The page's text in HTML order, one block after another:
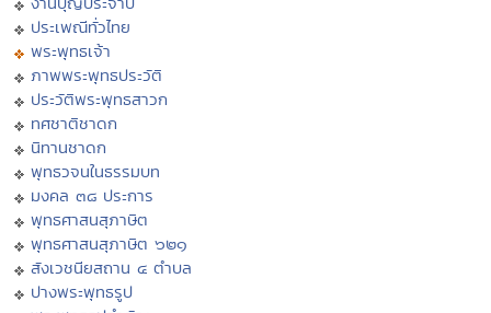
ประเพณีทั่วไทย
พระพุทธเจ้า
ภาพพระพุทธประวัติ
ประวัติพระพุทธสาวก
ทศชาติชาดก
นิทานชาดก
พุทธวจนในธรรมบท
มงคล ๓๘ ประการ
พุทธศาสนสุภาษิต
พุทธศาสนสุภาษิต ๖๒๑
สังเวชนียสถาน ๔ ตำบล
ปางพระพุทธรูป